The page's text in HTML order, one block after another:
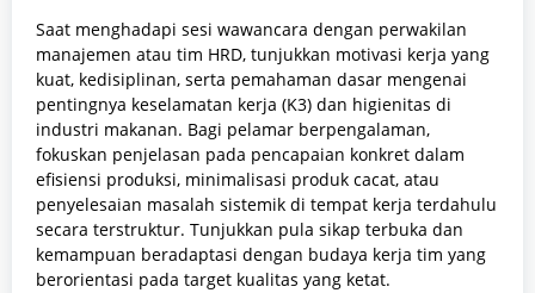
Saat menghadapi sesi wawancara dengan perwakilan
manajemen atau tim HRD, tunjukkan motivasi kerja yang
kuat, kedisiplinan, serta pemahaman dasar mengenai
pentingnya keselamatan kerja (K3) dan higienitas di
industri makanan. Bagi pelamar berpengalaman,
fokuskan penjelasan pada pencapaian konkret dalam
efisiensi produksi, minimalisasi produk cacat, atau
penyelesaian masalah sistemik di tempat kerja terdahulu
secara terstruktur. Tunjukkan pula sikap terbuka dan
kemampuan beradaptasi dengan budaya kerja tim yang
berorientasi pada target kualitas yang ketat.